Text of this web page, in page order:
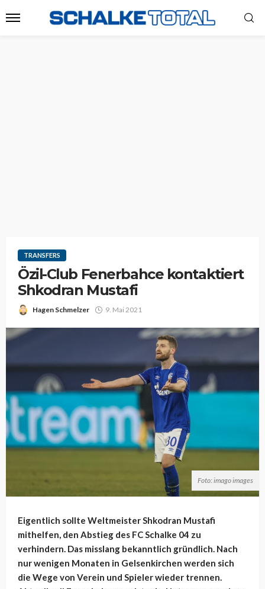
TRANSFERS
Özil-Club Fenerbahce kontaktiert
Shkodran Mustafi
Hagen Schmelzer 9. Mai 2021
Foto: imago images
Eigentlich sollte Weltmeister Shkodran Mustafi
mithelfen, den Abstieg des FC Schalke 04 zu
verhindern. Das misslang bekanntlich gründlich. Nach
nur wenigen Monaten in Gelsenkirchen werden sich
die Wege von Verein und Spieler wieder trennen.